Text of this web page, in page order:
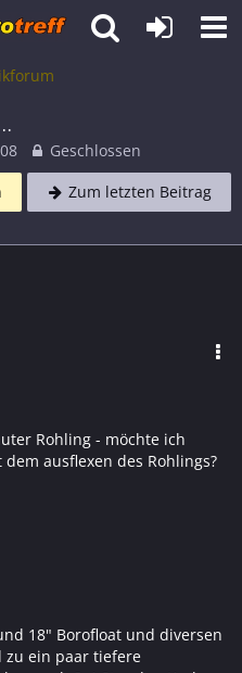
Geschlossen
Zum letzten Beitrag
Rohling - möchte ich
ausflexen des Rohlings?
18" Borofloat und diversen
zu ein paar tiefere